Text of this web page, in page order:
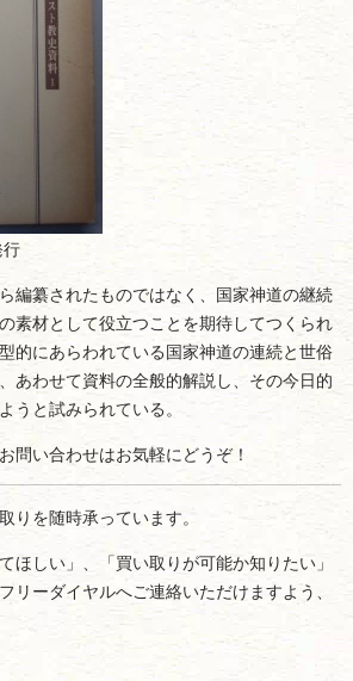
編纂されたものではなく、国家神道の継続
素材として役立つことを期待してつくられ
的にあらわれている国家神道の連続と世俗
あわせて資料の全般的解説し、その今日的
うと試みられている。
問い合わせはお気軽にどうぞ！
を随時承っています。
ほしい」、「買い取りが可能か知りたい」
リーダイヤルへご連絡いただけますよう、